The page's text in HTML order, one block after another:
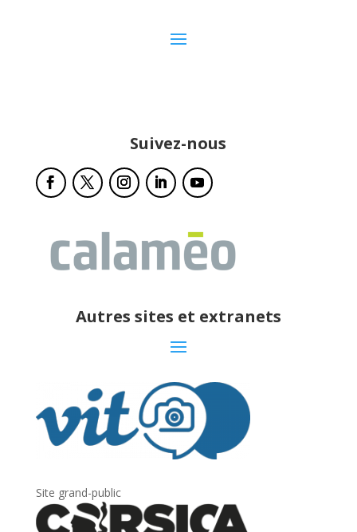
Suivez-nous
Autres sites et extranets
Site grand-public